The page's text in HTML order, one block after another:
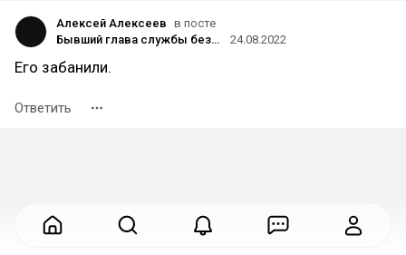
Алексей Алексеев в посте
Бывший глава службы безопасности Twitter заявил, что компания скрывает правду о количестве спама и ботов в соцсети
24.08.2022
Его забанили.
Ответить